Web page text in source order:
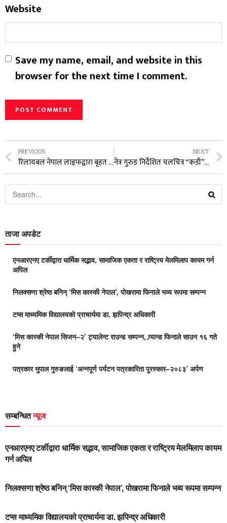
Website
Save my name, email, and website in this
browser for the next time I comment.
PREVIOUS
रिलायबल नेपाल लाइफद्वारा बृहत बीमा जागरण कार्यक्रम सम्पन्न
NEXT
नेत्र गुरुङ निर्देशित चलचित्र “कडी” को पोखरामा शुभ मुहूर्त
ताजा अपडेट
एनआरएनए टर्कीद्वारा धार्मिक सद्भाव, सामाजिक एकता र राष्ट्रिय मेलमिलाप कायम गर्न
अपिल
निलक्सणा श्रेष्ठ बनिन् ‘मिस कास्की नेपाल’, पोखरामा फिनाले भव्य रूपमा सम्पन्न
टप्स माध्यमिक विद्यालयको प्राचार्यमा डा. झपिन्द्र अधिकारी
‘मिस कास्की नेपाल सिजन–२’ ट्यालेन्ट राउन्ड सम्पन्न, ग्र्यान्ड फिनाले साउन १६ गते
हुने
पत्रकार भुपाल गुरुङलाई ‘अन्नपूर्ण पर्यटन पत्रकारिता पुरस्कार–२०८३’ अर्पण
सम्बन्धितन्यूज
UNCATEGORIZED
एनआरएनए टर्कीद्वारा धार्मिक सद्भाव, सामाजिक एकता र राष्ट्रिय मेलमिलाप कायम
गर्न अपिल
निलक्सणा श्रेष्ठ बनिन् ‘मिस कास्की नेपाल’, पोखरामा फिनाले भव्य रूपमा सम्पन्न
टप्स माध्यमिक विद्यालयको प्राचार्यमा डा. झपिन्द्र अधिकारी